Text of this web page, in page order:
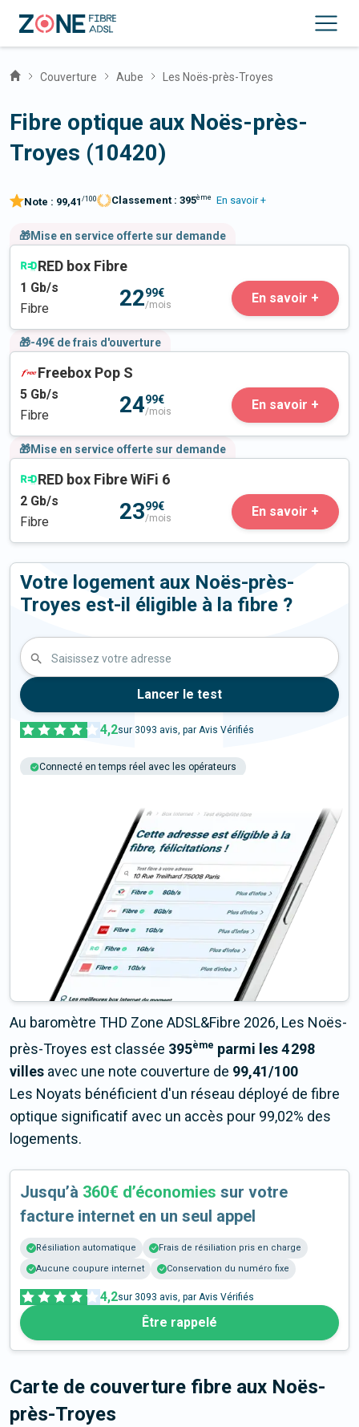
Couverture Aube Les Noës-près-Troyes
Fibre optique aux Noës-près-
Troyes (10420)
Note : 99,41 /100 Classement : 395ème En savoir +
🎁Mise en service offerte sur demande
RED box Fibre
1 Gb/s
Fibre
2299€
/mois En savoir +
🎁-49€ de frais d'ouverture
Freebox Pop S
5 Gb/s
Fibre
2499€
/mois En savoir +
🎁Mise en service offerte sur demande
RED box Fibre WiFi 6
2 Gb/s
Fibre
2399€
/mois En savoir +
Votre logement aux Noës-près-
Troyes est-il éligible à la fibre ?
Saisissez votre adresse
Lancer le test
4,2sur 3093 avis, par Avis Vérifiés
Connecté en temps réel avec les opérateurs
Au baromètre THD Zone ADSL&Fibre 2026, Les Noës-
près-Troyes est classée 395ème parmi les 4 298
villes avec une note couverture de 99,41/100
Les Noyats bénéficient d'un réseau déployé de fibre
optique significatif avec un accès pour 99,02% des
logements.
Jusqu’à 360€ d’économies sur votre
facture internet en un seul appel
Résiliation automatique
Frais de résiliation pris en charge
Aucune coupure internet
Conservation du numéro fixe
4,2sur 3093 avis, par Avis Vérifiés
Être rappelé
Carte de couverture fibre aux Noës-
près-Troyes